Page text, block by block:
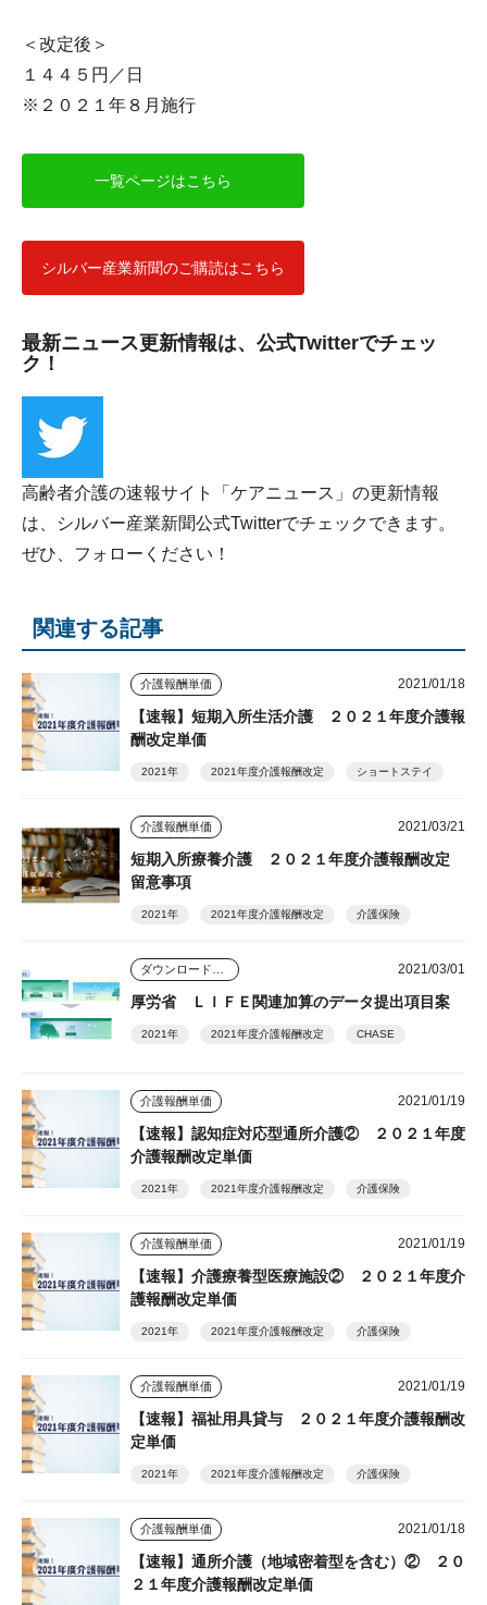
＜改定後＞
１４４５円／日
※２０２１年８月施行
一覧ページはこちら
シルバー産業新聞のご購読はこちら
最新ニュース更新情報は、公式Twitterでチェッ
ク！
高齢者介護の速報サイト「ケアニュース」の更新情報
は、シルバー産業新聞公式Twitterでチェックできます。
ぜひ、フォローください！
関連する記事
介護報酬単価 2021/01/18
【速報】短期入所生活介護 ２０２１年度介護報
酬改定単価
2021年 2021年度介護報酬改定 ショートステイ
介護報酬単価 2021/03/21
短期入所療養介護 ２０２１年度介護報酬改定
留意事項
2021年 2021年度介護報酬改定 介護保険
2021/03/01
厚労省 ＬＩＦＥ関連加算のデータ提出項目案
2021年 2021年度介護報酬改定 CHASE
介護報酬単価 2021/01/19
【速報】認知症対応型通所介護② ２０２１年度
介護報酬改定単価
2021年 2021年度介護報酬改定 介護保険
介護報酬単価 2021/01/19
【速報】介護療養型医療施設② ２０２１年度介
護報酬改定単価
2021年 2021年度介護報酬改定 介護保険
介護報酬単価 2021/01/19
【速報】福祉用具貸与 ２０２１年度介護報酬改
定単価
2021年 2021年度介護報酬改定 介護保険
介護報酬単価 2021/01/18
【速報】通所介護（地域密着型を含む）② ２０
２１年度介護報酬改定単価